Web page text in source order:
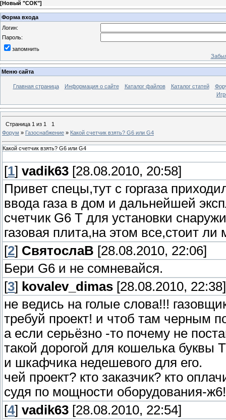
[Новый "СОК"]
Форма входа
Логин:
Пароль:
запомнить
Меню сайта
Главная страница Информация о сайте Каталог файлов Каталог статей
Страница 1 из 1
1
Форум » Газоснабжение » Какой счетчик взять? G6 или G4
Какой счетчик взять? G6 или G4
[1] vadik63 [28.08.2010, 20:58]
Привет спецы,тут с горгаза
ввода газа в дом и дальнейшей
счетчик G6 T для установки
газовая плита,на этом все,стоит ли
[2] СвятослаВ [28.08.2010, 22:06]
Бери G6 и не сомневайся.
[3] kovalev_dimas [28.08.2010, 22:38]
не ведись на голые слова!!!
требуй проект! и чтоб там черным
а если серьёзно -то почему не
такой дорогой для кошелька буквы Т
и шкафчика недешевого для его.
чей проект? кто заказчик? кто
судя по мощности оборудования-
[4] vadik63 [28.08.2010, 22:54]